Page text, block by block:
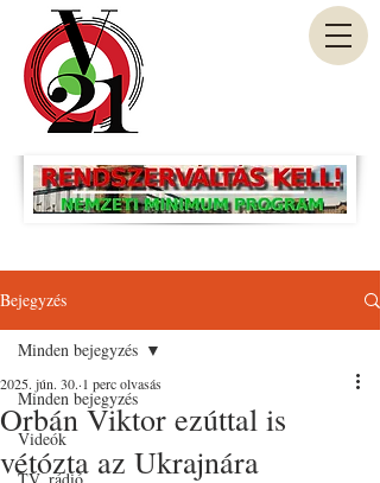
Bejegyzés
Minden bejegyzés
Videók
Minden bejegyzés
Orbán Viktor ezúttal is
vétózta az Ukrajnára
2025. jún. 30. 1 perc olvasás